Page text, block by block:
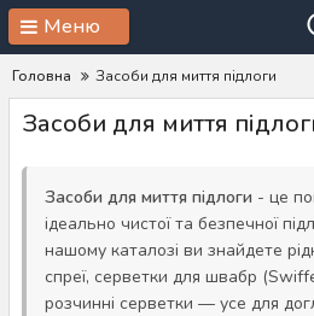
Меню
Головна Засоби для миття підлоги
Засоби для миття
Засоби для миття підлоги - це
ідеально чистої та безпечної
нашому каталозі ви знайдете
спреї, серветки для швабр
розчинні серветки — усе для